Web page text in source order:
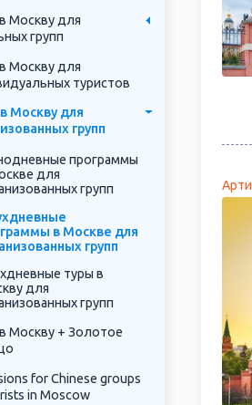
Москву для
групп
Москву для
туристов
Москву для
групп
программы
для
групп
в Москве для
групп
туры в
для
групп
Москву + Золотое
for Chinese groups
in Moscow